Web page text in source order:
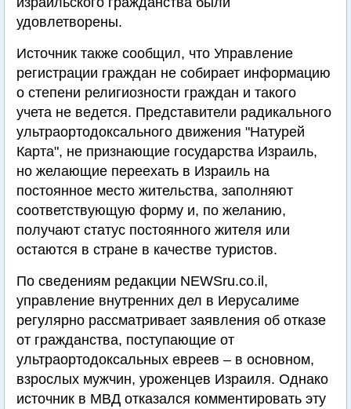
удовлетворены.
Источник также сообщил, что Управление
регистрации граждан не собирает информацию
о степени религиозности граждан и такого
учета не ведется. Представители радикального
ультраортодоксального движения "Натурей
Карта", не признающие государства Израиль,
но желающие переехать в Израиль на
постоянное место жительства, заполняют
соответствующую форму и, по желанию,
получают статус постоянного жителя или
остаются в стране в качестве туристов.
По сведениям редакции NEWSru.co.il,
управление внутренних дел в Иерусалиме
регулярно рассматривает заявления об отказе
от гражданства, поступающие от
ультраортодоксальных евреев – в основном,
взрослых мужчин, уроженцев Израиля. Однако
источник в МВД отказался комментировать эту